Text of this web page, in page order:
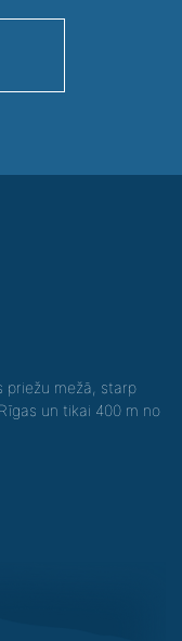
priežu mežā, starp
un tikai 400 m no